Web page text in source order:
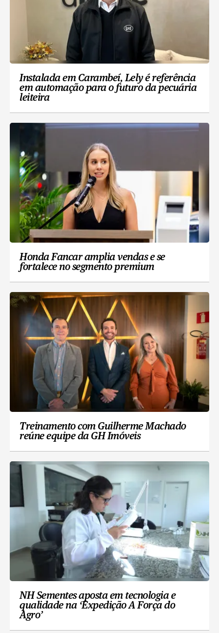
Instalada em Carambeí, Lely é referência
em automação para o futuro da pecuária
leiteira
Honda Fancar amplia vendas e se
fortalece no segmento premium
Treinamento com Guilherme Machado
reúne equipe da GH Imóveis
NH Sementes aposta em tecnologia e
qualidade na ‘Expedição A Força do
Agro’